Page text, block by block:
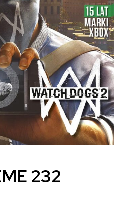
232